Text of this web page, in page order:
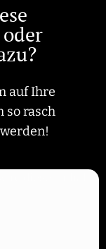
auf Ihre
so rasch
dieser Inhalt